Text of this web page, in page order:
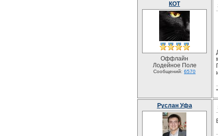
КОТ
Оффлайн
Лодейное Поле
Сообщений: 6570
Руслан Уфа